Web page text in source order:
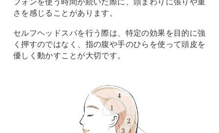
フォンを使う時間が続いた際に、頭まわりに張りや重
さを感じることがあります。
セルフヘッドスパを行う際は、特定の効果を目的に強
く押すのではなく、指の腹や手のひらを使って頭皮を
優しく動かすことが大切です。